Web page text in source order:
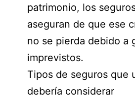
patrimonio, los
aseguran de que ese
no se pierda debido a
imprevistos.
Tipos de seguros que
debería considerar